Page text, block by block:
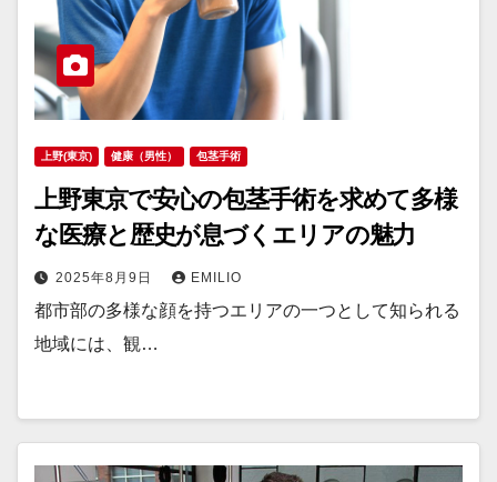
上野(東京) 健康（男性） 包茎手術
上野東京で安心の包茎手術を求めて多様
な医療と歴史が息づくエリアの魅力
2025年8月9日 EMILIO
都市部の多様な顔を持つエリアの一つとして知られる
地域には、観…